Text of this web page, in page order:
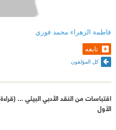
فاطمة الزهراء محمد فوزي
تابعه
كل المؤلفون
اقتباسات من النقد الأدبي البيئي ...
الأول